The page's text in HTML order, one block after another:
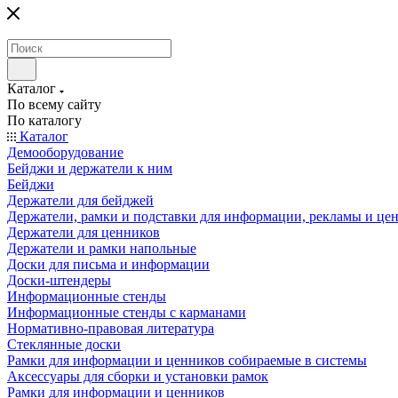
Каталог
По всему сайту
По каталогу
Каталог
Демооборудование
Бейджи и держатели к ним
Бейджи
Держатели для бейджей
Держатели, рамки и подставки для информации, рекламы и
Держатели для ценников
Держатели и рамки напольные
Доски для письма и информации
Доски-штендеры
Информационные стенды
Информационные стенды с карманами
Нормативно-правовая литература
Стеклянные доски
Рамки для информации и ценников собираемые в системы
Аксессуары для сборки и установки рамок
Рамки для информации и ценников